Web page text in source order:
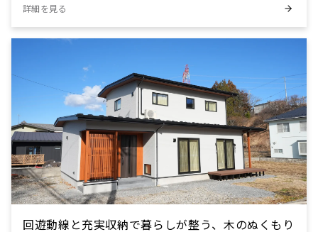
詳細を見る
回遊動線と充実収納で暮らしが整う、木のぬくもり